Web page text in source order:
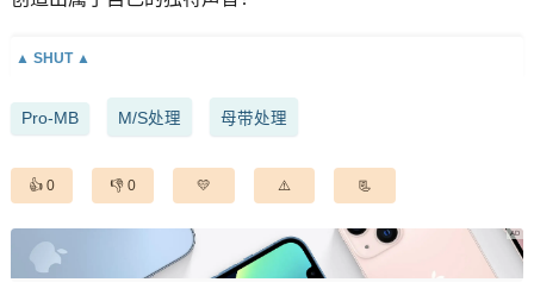
Pro-MB M/S处理 母带处理
0 0